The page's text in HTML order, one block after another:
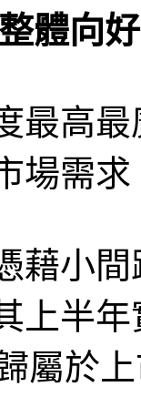
體向好
最高
場需求
藉小
上半
屬於